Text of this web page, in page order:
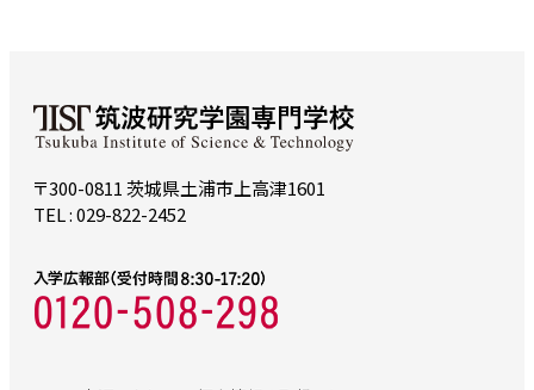
〒300-0811 茨城県土浦市上高津1601
TEL : 029-822-2452